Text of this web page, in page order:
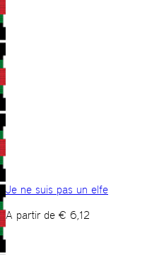
Je ne suis pas un elfe
A partir de € 6,12